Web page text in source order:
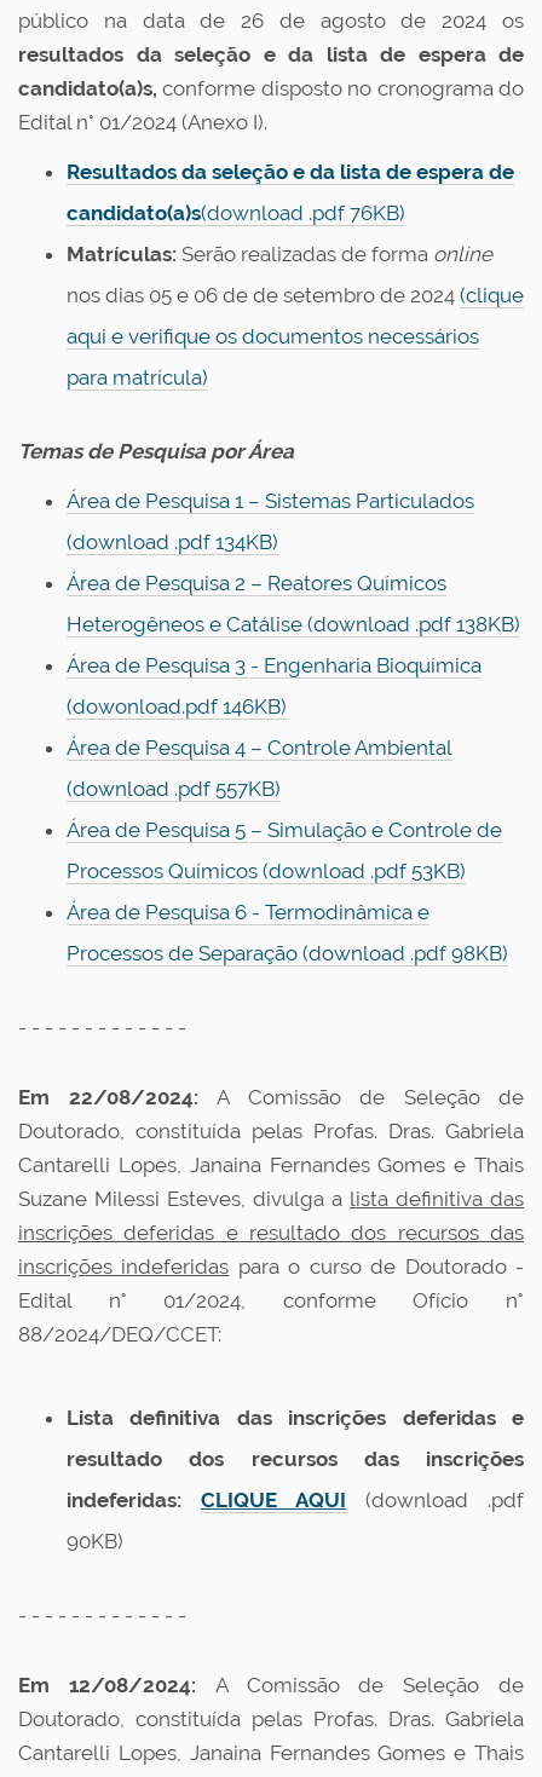
público na data de 26 de agosto de 2024 os
resultados da seleção e da lista de espera de
candidato(a)s, conforme disposto no cronograma do
Edital n° 01/2024 (Anexo I).
Resultados da seleção e da lista de espera de
candidato(a)s(download .pdf 76KB)
Matrículas: Serão realizadas de forma online
nos dias 05 e 06 de de setembro de 2024 (clique
aqui e verifique os documentos necessários
para matrícula)
Temas de Pesquisa por Área
Área de Pesquisa 1 – Sistemas Particulados
(download .pdf 134KB)
Área de Pesquisa 2 – Reatores Químicos
Heterogêneos e Catálise (download .pdf 138KB)
Área de Pesquisa 3 - Engenharia Bioquímica
(dowonload.pdf 146KB)
Área de Pesquisa 4 – Controle Ambiental
(download .pdf 557KB)
Área de Pesquisa 5 – Simulação e Controle de
Processos Químicos (download .pdf 53KB)
Área de Pesquisa 6 - Termodinâmica e
Processos de Separação (download .pdf 98KB)
- - - - - - - - - - - - -
Em 22/08/2024: A Comissão de Seleção de
Doutorado, constituída pelas Profas. Dras. Gabriela
Cantarelli Lopes, Janaina Fernandes Gomes e Thais
Suzane Milessi Esteves, divulga a lista definitiva das
inscrições deferidas e resultado dos recursos das
inscrições indeferidas para o curso de Doutorado -
Edital n° 01/2024, conforme Ofício n°
88/2024/DEQ/CCET:
Lista definitiva das inscrições deferidas e
resultado dos recursos das inscrições
indeferidas: CLIQUE AQUI
(download .pdf
90KB)
- - - - - - - - - - - - -
Em 12/08/2024: A Comissão de Seleção de
Doutorado, constituída pelas Profas. Dras. Gabriela
Cantarelli Lopes, Janaina Fernandes Gomes e Thais